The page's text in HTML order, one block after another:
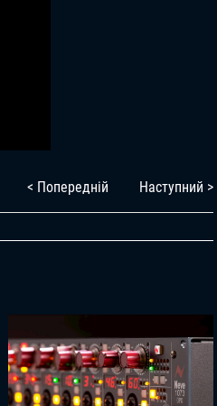
< Попередній Наступний >